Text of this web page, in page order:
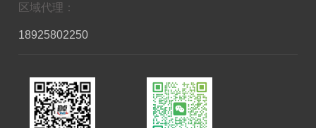
区域代理：
18925802250